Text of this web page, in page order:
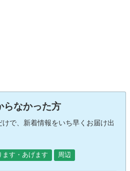
らなかった方
で、新着情報をいち早くお届け出
ます・あげます 周辺